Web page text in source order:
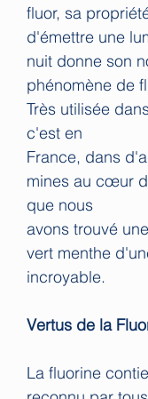
fluor, sa
d'émettre une
nuit donne son
phénomène de
Très utilisée
c'est en
France, dans
mines au cœur
que nous
avons trouvé
vert menthe
incroyable.
Vertus de la
La fluorine